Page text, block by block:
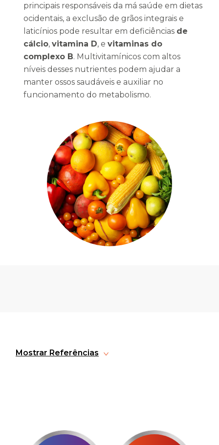
principais responsáveis da má saúde em dietas
ocidentais, a exclusão de grãos integrais e
laticínios pode resultar em deficiências de
cálcio, vitamina D, e vitaminas do
complexo B. Multivitamínicos com altos
níveis desses nutrientes podem ajudar a
manter ossos saudáveis e auxiliar no
funcionamento do metabolismo.
Mostrar Referências